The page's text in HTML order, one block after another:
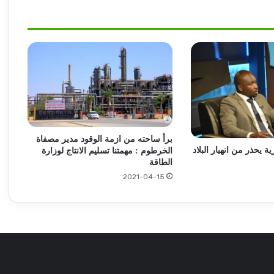
مقتل مئات من شباب التشاديين خلال قتال مع
المليشيا !!
العاملون بمصرف الإدخار يتعرضون لتهجير
قسري .. ما القصة!!
الكشف عن توقيف متهمين بسطو مسلح
مقتل قائد ميداني شهير بالمليشيا في ظروف
يحذر من انهيار البلاد
برأ ساحته من ازمة الوقود مدير مصفاة
الخرطوم : مهمتنا تسليم الانتاج لوزارة
الطاقة
2021-04-15